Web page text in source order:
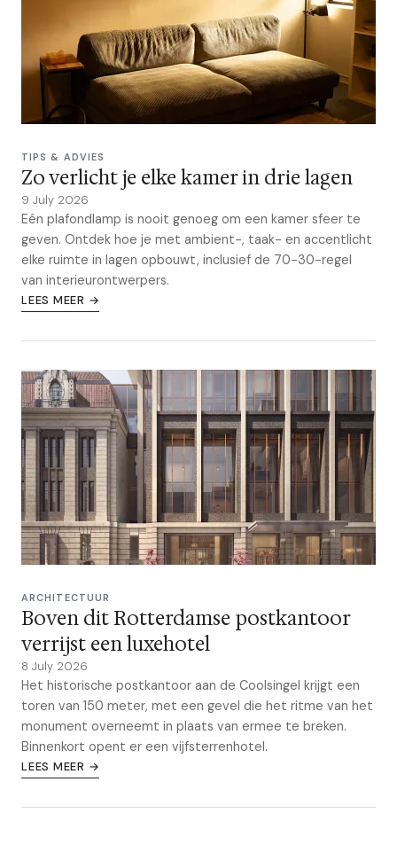
TIPS & ADVIES
Zo verlicht je elke kamer in drie lagen
9 July 2026
Eén plafondlamp is nooit genoeg om een kamer sfeer te
geven. Ontdek hoe je met ambient-, taak- en accentlicht
elke ruimte in lagen opbouwt, inclusief de 70-30-regel
van interieurontwerpers.
LEES MEER →
ARCHITECTUUR
Boven dit Rotterdamse postkantoor
verrijst een luxehotel
8 July 2026
Het historische postkantoor aan de Coolsingel krijgt een
toren van 150 meter, met een gevel die het ritme van het
monument overneemt in plaats van ermee te breken.
Binnenkort opent er een vijfsterrenhotel.
LEES MEER →